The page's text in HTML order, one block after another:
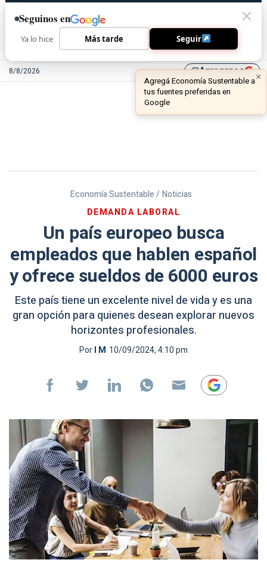
8/8/2026 library_addAgreganos
Economía Sustentable / Noticias
DEMANDA LABORAL
Un país europeo busca
empleados que hablen español
y ofrece sueldos de 6000 euros
Este país tiene un excelente nivel de vida y es una
gran opción para quienes desean explorar nuevos
horizontes profesionales.
PorI M 10/09/2024, 4:10 pm
Seguinos en
Ya lo hice Más tarde Seguir